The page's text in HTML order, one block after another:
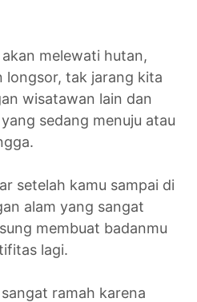
melewati hutan,
longsor, tak jarang kita
wisatawan lain dan
sedang menuju atau
setelah kamu sampai di
alam yang sangat
membuat badanmu
lagi.
ramah karena